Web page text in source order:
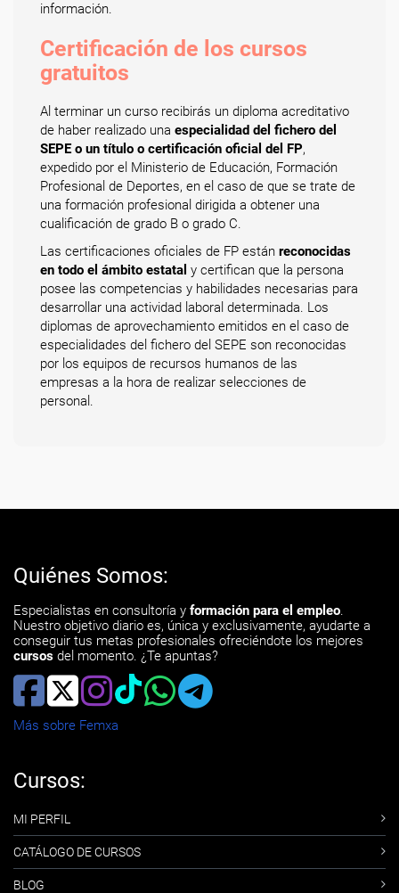
información.
Certificación de los cursos
gratuitos
Al terminar un curso recibirás un diploma acreditativo
de haber realizado una especialidad del fichero del
SEPE o un título o certificación oficial del FP,
expedido por el Ministerio de Educación, Formación
Profesional de Deportes, en el caso de que se trate de
una formación profesional dirigida a obtener una
cualificación de grado B o grado C.
Las certificaciones oficiales de FP están reconocidas
en todo el ámbito estatal y certifican que la persona
posee las competencias y habilidades necesarias para
desarrollar una actividad laboral determinada. Los
diplomas de aprovechamiento emitidos en el caso de
especialidades del fichero del SEPE son reconocidas
por los equipos de recursos humanos de las
empresas a la hora de realizar selecciones de
personal.
Quiénes Somos:
Especialistas en consultoría y formación para el empleo.
Nuestro objetivo diario es, única y exclusivamente, ayudarte a
conseguir tus metas profesionales ofreciéndote los mejores
cursos del momento. ¿Te apuntas?
Más sobre Femxa
Cursos:
MI PERFIL
CATÁLOGO DE CURSOS
BLOG